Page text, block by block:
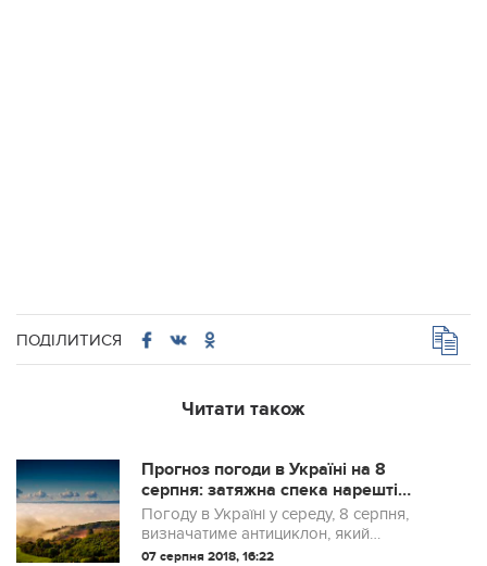
ПОДІЛИТИСЯ
Читати також
Прогноз погоди в Україні на 8
серпня: затяжна спека нарешті
прийшла в усі регіони
Погоду в Україні у середу, 8 серпня,
визначатиме антициклон, який
щонайменше на кілька днів принесе в усі
07 серпня 2018, 16:22